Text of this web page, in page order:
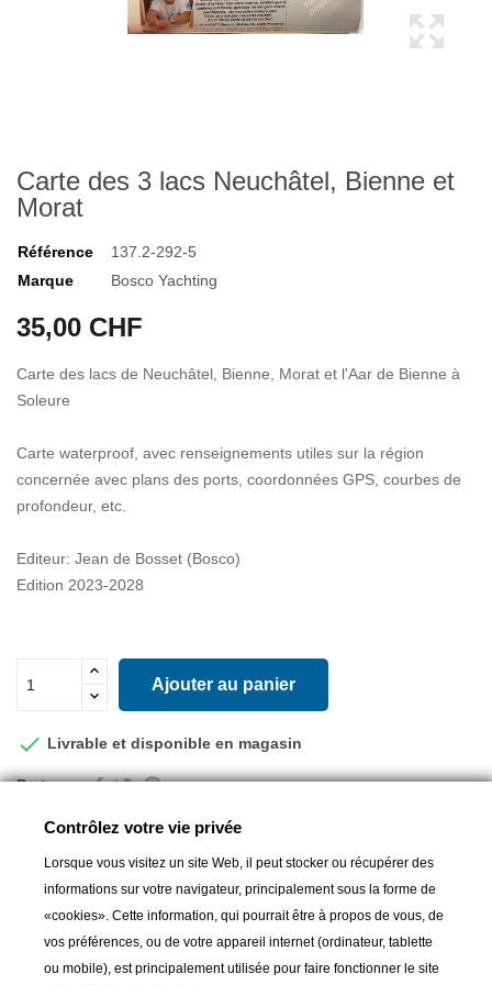
Carte des 3 lacs Neuchâtel, Bienne et
Morat
Référence
137.2-292-5
Marque
Bosco Yachting
35,00 CHF
Carte des lacs de Neuchâtel, Bienne, Morat et l'Aar de Bienne à
Soleure
Carte waterproof, avec renseignements utiles sur la région
concernée avec plans des ports, coordonnées GPS, courbes de
profondeur, etc.
Editeur: Jean de Bosset (Bosco)
Edition 2023-2028
Ajouter au panier
 Livrable et disponible en magasin
Partager
16 autres produits dans la même
catégorie :
Contrôlez votre vie privée
Lorsque vous visitez un site Web, il peut stocker ou récupérer des
informations sur votre navigateur, principalement sous la forme de
«cookies». Cette information, qui pourrait être à propos de vous, de
vos préférences, ou de votre appareil internet (ordinateur, tablette
ou mobile), est principalement utilisée pour faire fonctionner le site